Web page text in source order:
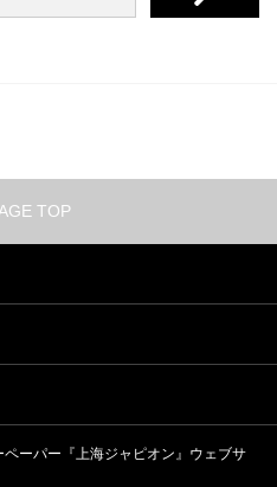
TOP
ーパー『上海ジャピオン』ウェブサ